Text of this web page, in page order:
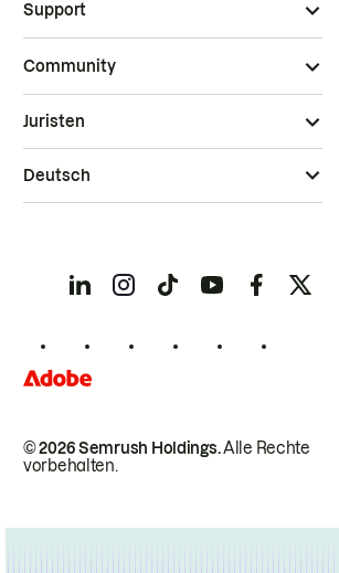
Support
Community
© 2026 Semrush Holdings.Alle Rechte
vorbehalten.
Juristen
Deutsch